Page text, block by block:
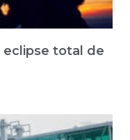
eclipse total de